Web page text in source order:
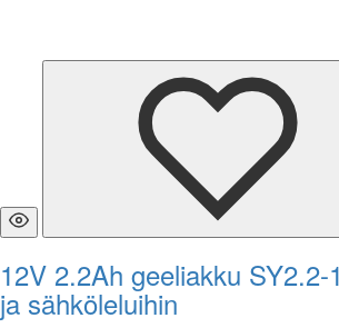
12V 2.2Ah geeliakku
ja sähköleluihin